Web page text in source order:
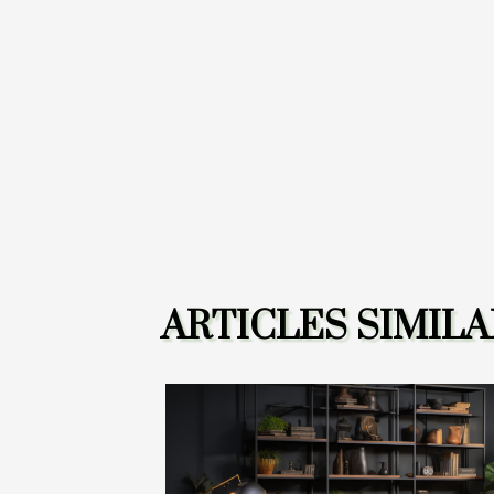
ARTICLES